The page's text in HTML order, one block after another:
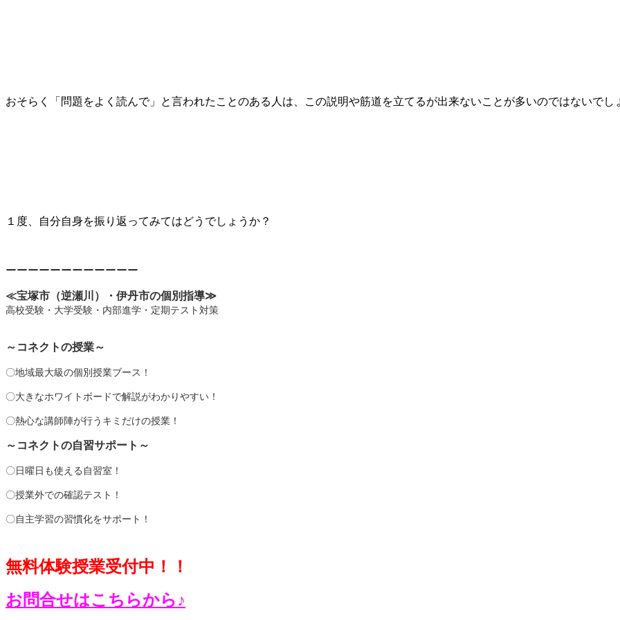
おそらく「問題をよく読んで」と言われたことのある人は、この説明や筋道を立てるが出来ないことが多いのではないでし
１度、自分自身を振り返ってみてはどうでしょうか？
ーーーーーーーーーーーー
≪宝塚市（逆瀬川）・伊丹市の個別指導≫
高校受験・大学受験・内部進学・定期テスト対策
～コネクトの授業～
〇地域最大級の個別授業ブース！
〇大きなホワイトボードで解説がわかりやすい！
〇熱心な講師陣が行うキミだけの授業！
～コネクトの自習サポート～
〇日曜日も使える自習室！
〇授業外での確認テスト！
〇自主学習の習慣化をサポート！
無料体験授業受付中！！
お問合せはこちらから♪